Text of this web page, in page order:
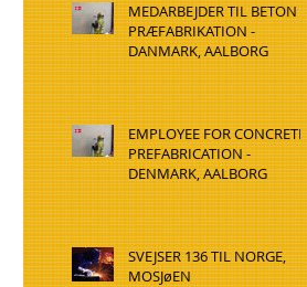
MEDARBEJDER TIL BETON
PRÆFABRIKATION -
DANMARK, AALBORG
EMPLOYEE FOR CONCRETE
PREFABRICATION -
DENMARK, AALBORG
SVEJSER 136 TIL NORGE,
MOSJøEN